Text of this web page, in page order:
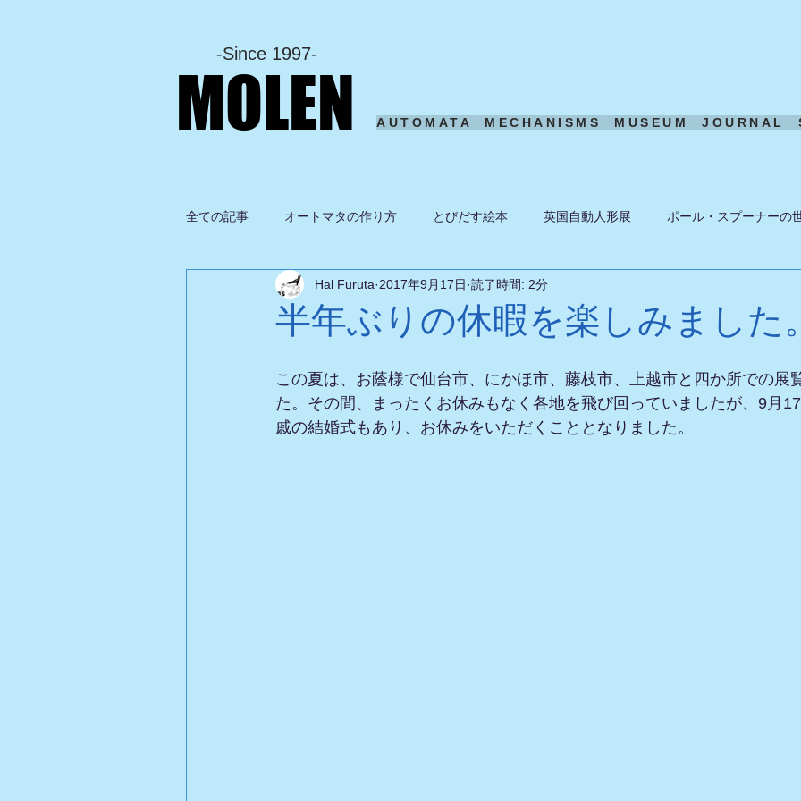
-Since 1997-
MOLEN AUTOMATA MECHANISMS MUSEUM JOURNAL
全ての記事 オートマタの作り方 とびだす絵本 英国自動人形展 ポール・スプーナーの
グルメ ドローン ある日の風景
半年ぶりの休暇を楽しみました。
Hal Furuta 2017年9月17日 読了時間: 2分
この夏は、お蔭様で仙台市、にかほ市、藤枝市、上越市と四か所での展
た。その間、まったくお休みもなく各地を飛び回っていましたが、9月
戚の結婚式もあり、お休みをいただくこととなりました。